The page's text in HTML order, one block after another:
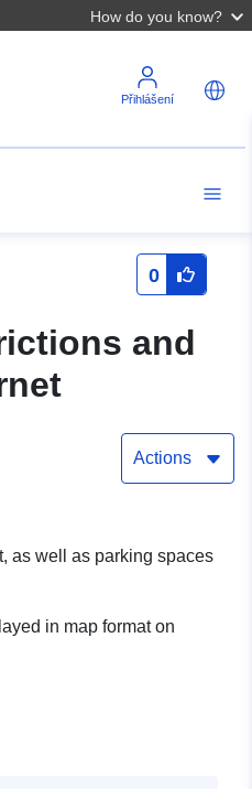
How do you know?
Přihlášení
0
and
Actions
as well as parking spaces
in map format on